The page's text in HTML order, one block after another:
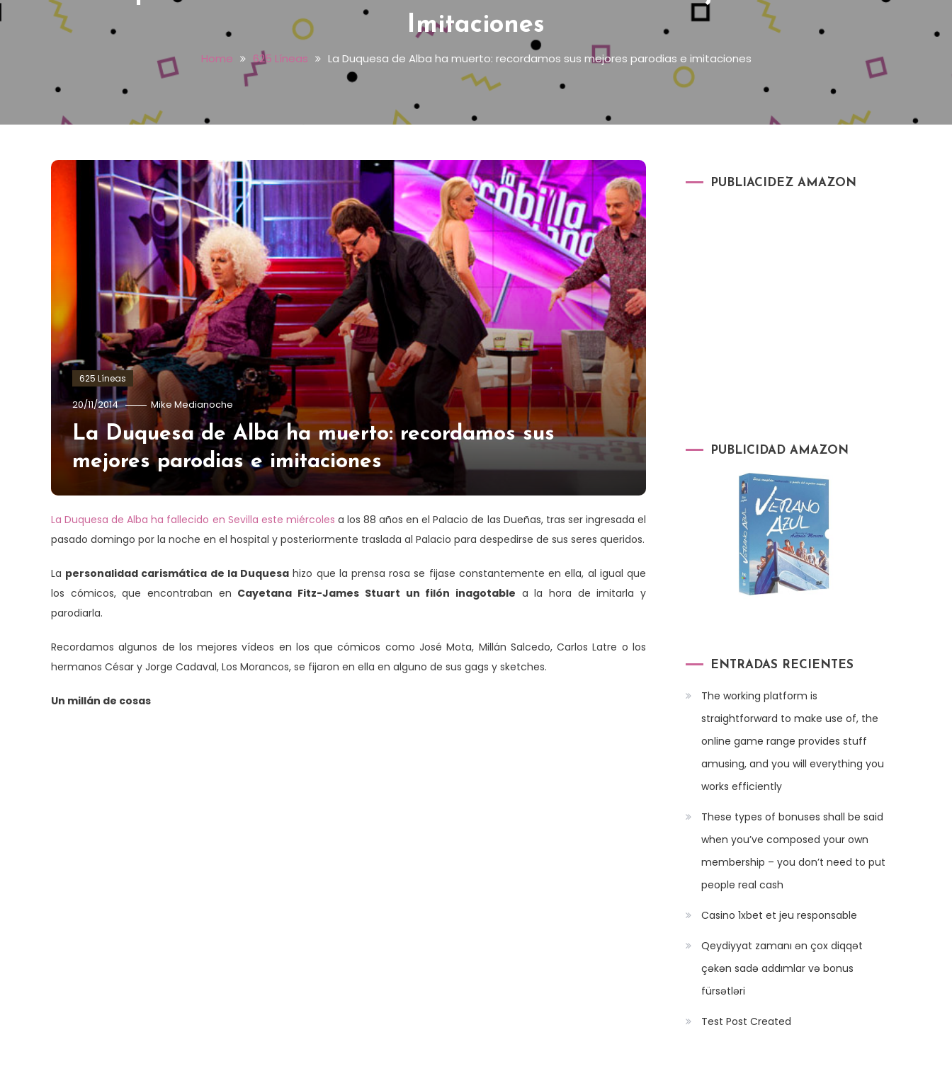
Imitaciones
Home 625 Líneas La Duquesa de Alba ha muerto: recordamos sus mejores parodias e imitaciones
625 Líneas
20/11/2014 Mike Medianoche
La Duquesa de Alba ha muerto: recordamos sus
mejores parodias e imitaciones
La Duquesa de Alba ha fallecido en Sevilla este miércoles a los 88 años en el Palacio de las Dueñas, tras ser ingresada el
pasado domingo por la noche en el hospital y posteriormente traslada al Palacio para despedirse de sus seres queridos.
La personalidad carismática de la Duquesa hizo que la prensa rosa se fijase constantemente en ella, al igual que
los cómicos, que encontraban en Cayetana Fitz-James Stuart un filón inagotable a la hora de imitarla y
parodiarla.
Recordamos algunos de los mejores vídeos en los que cómicos como José Mota, Millán Salcedo, Carlos Latre o los
hermanos César y Jorge Cadaval, Los Morancos, se fijaron en ella en alguno de sus gags y sketches.
Un millán de cosas
PUBLIACIDEZ AMAZON
PUBLICIDAD AMAZON
ENTRADAS RECIENTES
The working platform is
straightforward to make use of, the
online game range provides stuff
amusing, and you will everything you
works efficiently
These types of bonuses shall be said
when you’ve composed your own
membership – you don’t need to put
people real cash
Casino 1xbet et jeu responsable
Qeydiyyat zamanı ən çox diqqət
çəkən sadə addımlar və bonus
fürsətləri
Test Post Created